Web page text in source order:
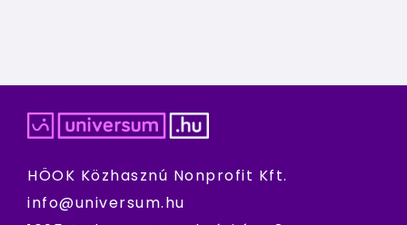
HÖOK Közhasznú Nonprofit Kft.
info@universum.hu